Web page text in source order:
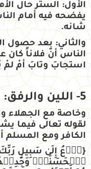
الأول: الستر حال
يفضحه فيه أمام
شانه.
والثاني: بعد حصول
الناس أنّ فلاناً
استجابَ وتابَ أمْ
5- اللين والرفق:
وخاصة مع الجهلاء
لقوله تعالى فيما
الكافر ومع المسلم
{ٱدۡعُ إِلَىٰ سَبِيلِ
ٱلۡحَسَنَةِۖ